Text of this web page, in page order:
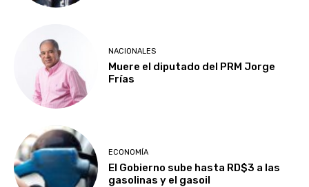
NACIONALES
Muere el diputado del PRM Jorge
Frías
ECONOMÍA
El Gobierno sube hasta RD$3 a las
gasolinas y el gasoil